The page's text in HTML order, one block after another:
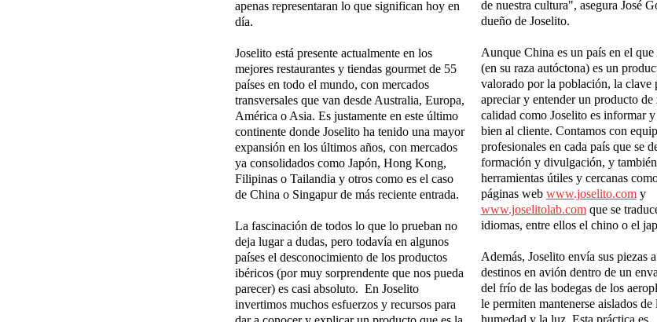
apenas representaran lo que significan hoy en
día.
Joselito está presente actualmente en los
mejores restaurantes y tiendas gourmet de 55
países en todo el mundo, con mercados
transversales que van desde Australia, Europa,
América o Asia. Es justamente en este último
continente donde Joselito ha tenido una mayor
expansión en los últimos años, con mercados
ya consolidados como Japón, Hong Kong,
Filipinas o Tailandia y otros como es el caso
de China o Singapur de más reciente entrada.
La fascinación de todos lo que lo prueban no
deja lugar a dudas, pero todavía en algunos
países el desconocimiento de los productos
ibéricos (por muy sorprendente que nos pueda
parecer) es casi absoluto. En Joselito
invertimos muchos esfuerzos y recursos para
de nuestra cultura", asegura José
dueño de Joselito.
Aunque China es un país en el que
(en su raza autóctona) es un
valorado por la población, la clave
apreciar y entender un producto de
calidad como Joselito es informar
bien al cliente. Contamos con
profesionales en cada país que se
formación y divulgación, y
herramientas útiles y cercanas
páginas web www.joselito.comy
www.joselitolab.comque se
idiomas, entre ellos el chino o el
Además, Joselito envía sus piezas
destinos en avión dentro de un
del frío de las bodegas de los
le permiten mantenerse aislados de
humedad y la luz. Esta práctica es